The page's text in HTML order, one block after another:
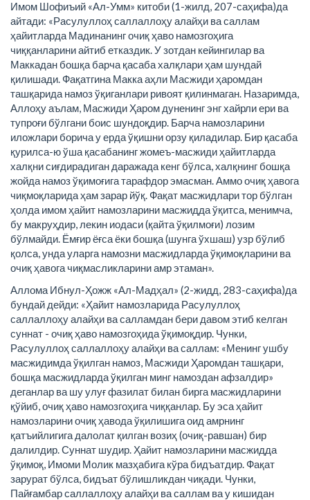
Имом Шофиъий «Ал-Умм» китоби (1-жилд, 207-саҳифа)да
айтади: «Расулуллоҳ саллаллоҳу алайҳи ва саллам
ҳайитларда Мадинанинг очиқ ҳаво намозгоҳига
чиққанларини айтиб етказдик. У зотдан кейингилар ва
Маккадан бошқа барча қасаба халқлари ҳам шундай
қилишади. Фақатгина Макка аҳли Масжиди ҳаромдан
ташқарида намоз ўқиганлари ривоят қилинмаган. Назаримда,
Аллоҳу аълам, Масжиди Ҳаром дуненинг энг хайрли ери ва
тупроғи бўлгани боис шундоқдир. Барча намозларини
иложлари борича у ерда ўқишни орзу қиладилар. Бир қасаба
қурилса-ю ўша қасабанинг жомеъ-масжиди ҳайитларда
халқни сиғдирадиган даражада кенг бўлса, халқнинг бошқа
жойда намоз ўқимоғига тарафдор эмасман. Аммо очиқ ҳавога
чиқмоқларида ҳам зарар йўқ. Фақат масжидлари тор бўлган
ҳолда имом ҳайит намозларини масжидда ўқитса, менимча,
бу макруҳдир, лекин иодаси (қайта ўқилмоғи) лозим
бўлмайди. Ёмғир ёғса ёки бошқа (шунга ўхшаш) узр бўлиб
қолса, унда уларга намозни масжидларда ўқимоқларини ва
очиқ ҳавога чиқмасликларини амр этаман».
Аллома Ибнул-Ҳожж «Ал-Мадҳал» (2-жидд, 283-саҳифа)да
бундай дейди: «Ҳайит намозларида Расулуллоҳ
саллаллоҳу алайҳи ва салламдан бери давом этиб келган
суннат - очиқ ҳаво намозгоҳида ўқимоқдир. Чунки,
Расулуллоҳ саллаллоҳу алайҳи ва саллам: «Менинг ушбу
масжидимда ўқилган намоз, Масжиди Ҳаромдан ташқари,
бошқа масжидларда ўқилган минг намоздан афзалдир»
деганлар ва шу улуғ фазилат билан бирга масжидларини
қўйиб, очиқ ҳаво намозгоҳига чиққанлар. Бу эса ҳайит
намозларини очиқ ҳавода ўқилишига оид амрнинг
қатъийлигига далолат қилган возиҳ (очиқ-равшан) бир
далилдир. Суннат шудир. Ҳайит намозларини масжидда
ўқимоқ, Имоми Молик мазҳабига кўра бидъатдир. Фақат
зарурат бўлса, бидъат бўлишликдан чиқади. Чунки,
Пайғамбар саллаллоҳу алайҳи ва саллам ва у кишидан